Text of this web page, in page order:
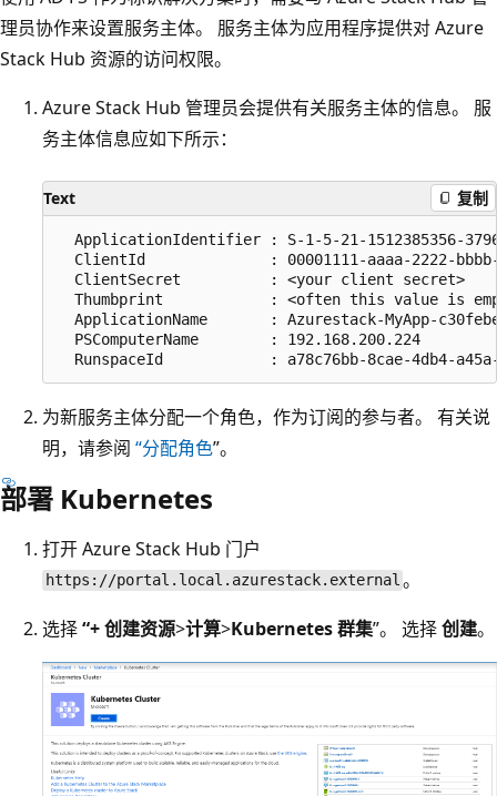
理员协作来设置服务主体。 服务主体为应用程序提供对 Azure
Stack Hub 资源的访问权限。
Azure Stack Hub 管理员会提供有关服务主体的信息。 服
务主体信息应如下所示：
Text 复制
ApplicationIdentifier : S-1-5-21-1512385356-
ClientId              : 00001111-aaaa-2222-
  ClientSecret          : <your client secret>
Thumbprint            : <often this value is
ApplicationName       : Azurestack-MyApp-
  PSComputerName        : 192.168.200.224
为新服务主体分配一个角色，作为订阅的参与者。 有关说
明，请参阅 “分配角色”。
部署 Kubernetes
打开 Azure Stack Hub 门户
https://portal.local.azurestack.external 。
选择“+ 创建资源>计算>Kubernetes 群集”。 选择创建。